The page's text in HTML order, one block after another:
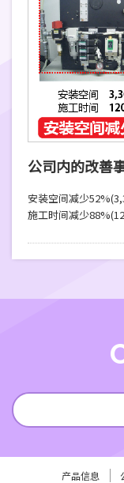
公司内的改善
安装空间减少
施工时间减少
产品信息